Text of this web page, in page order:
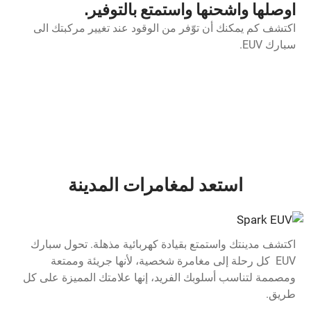
اوصلها واشحنها واستمتع بالتوفير.
اكتشف كم يمكنك أن توّفر من الوقود عند تغيير مركبتك الى
سبارك EUV.
استعد لمغامرات المدينة
اكتشف مدينتك واستمتع بقيادة كهربائية مذهلة. تحول سبارك
EUV كل رحلة إلى مغامرة شخصية، لأنها جريئة وممتعة
ومصممة لتناسب أسلوبك الفريد، إنها علامتك المميزة على كل
طريق.